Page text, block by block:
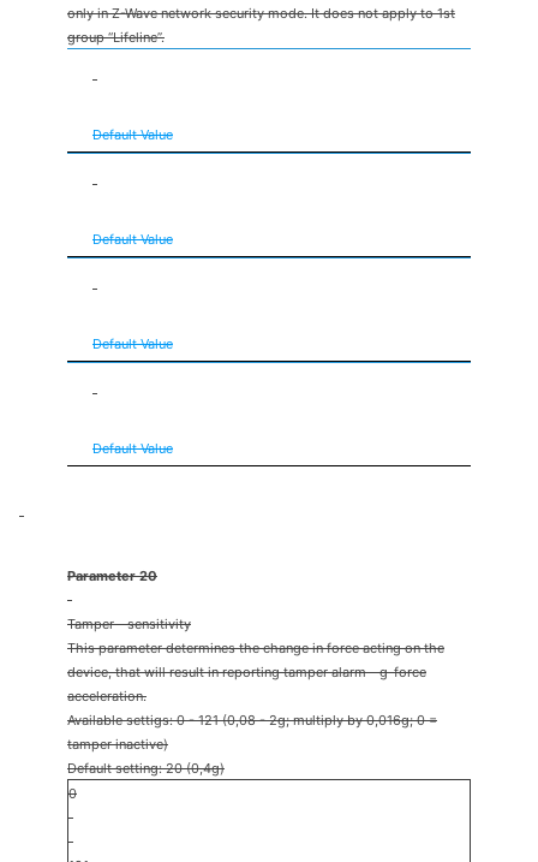
only in Z-Wave network security mode. It does not apply to 1st
group “Lifeline”.
Default Value
Default Value
Default Value
Default Value
Parameter 20
Tamper - sensitivity
This parameter determines the change in force acting on the
device, that will result in reporting tamper alarm - g-force
acceleration.
Available settigs: 0 - 121 (0,08 - 2g; multiply by 0,016g; 0 =
tamper inactive)
Default setting: 20 (0,4g)
0